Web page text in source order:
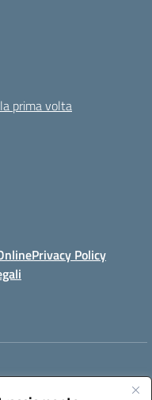
prima volta
Privacy Policy